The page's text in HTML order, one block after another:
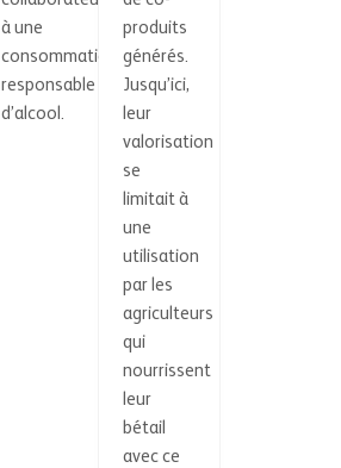
à une
consommation
responsable
d’alcool.
produits
générés.
Jusqu’ici,
leur
valorisation
se
limitait à
une
utilisation
par les
agriculteurs
qui
nourrissent
leur
bétail
avec ce